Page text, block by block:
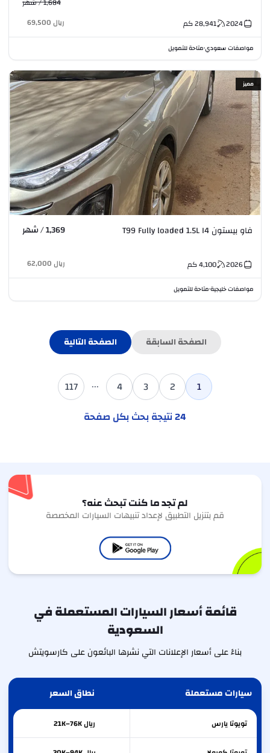
1,684 / شهر
2024
28,941كم ريال 69,500
مواصفات سعودي•متاحة للتمويل
مميز
فاو بيستون T99 Fully loaded 1.5L I4 1,369 / شهر
2026
4,100كم ريال 62,000
مواصفات خليجية•متاحة للتمويل
الصفحة السابقة الصفحة التالية
1
2
3
4
...
117
24نتيجة بحث بكل صفحة
لم تجد ما كنت تبحث عنه؟
قم بتنزيل التطبيق لإعداد تنبيهات السيارات المخصصة
قائمة أسعار السيارات المستعملة في
السعودية
بناءً على أسعار الإعلانات التي نشرها البائعون على كارسويتش
سيارات مستعملة نطاق السعر
تويوتايارس ريال 21K–76K